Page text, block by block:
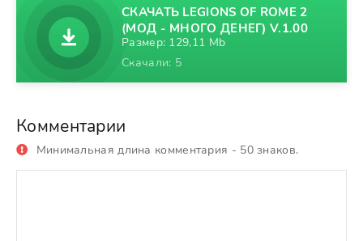
СКАЧАТЬ LEGIONS OF ROME 2
(МОД - МНОГО ДЕНЕГ) V.1.00
Размер: 129,11 Mb
Скачали: 5
Комментарии
Минимальная длина комментария - 50 знаков.